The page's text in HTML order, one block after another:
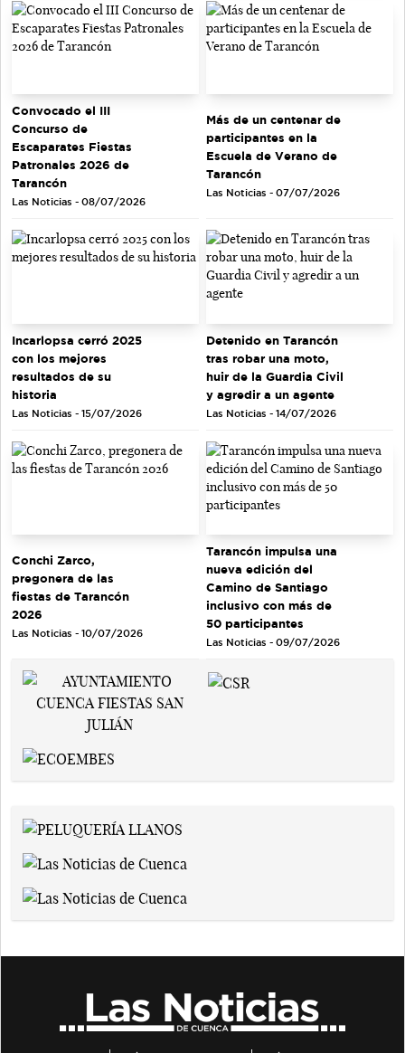
Convocado el III
Concurso de
Escaparates Fiestas
Patronales 2026 de
Tarancón
Las Noticias - 08/07/2026
Más de un centenar de
participantes en la
Escuela de Verano de
Tarancón
Las Noticias - 07/07/2026
Incarlopsa cerró 2025
con los mejores
resultados de su
historia
Las Noticias - 15/07/2026
Detenido en Tarancón
tras robar una moto,
huir de la Guardia Civil
y agredir a un agente
Las Noticias - 14/07/2026
Conchi Zarco,
pregonera de las
fiestas de Tarancón
2026
Las Noticias - 10/07/2026
Tarancón impulsa una
nueva edición del
Camino de Santiago
inclusivo con más de
50 participantes
Las Noticias - 09/07/2026